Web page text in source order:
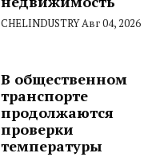
CHELINDUSTRYАвг 04, 2026
В общественном
транспорте
продолжаются
проверки
температуры